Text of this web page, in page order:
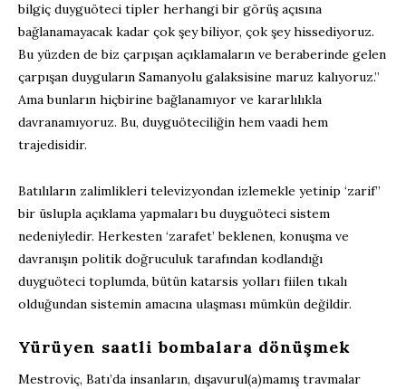
bilgiç duyguöteci tipler herhangi bir görüş açısına
bağlanamayacak kadar çok şey biliyor, çok şey hissediyoruz.
Bu yüzden de biz çarpışan açıklamaların ve beraberinde gelen
çarpışan duyguların Samanyolu galaksisine maruz kalıyoruz.”
Ama bunların hiçbirine bağlanamıyor ve kararlılıkla
davranamıyoruz. Bu, duyguöteciliğin hem vaadi hem
trajedisidir.
Batılıların zalimlikleri televizyondan izlemekle yetinip ‘zarif”
bir üslupla açıklama yapmaları bu duyguöteci sistem
nedeniyledir. Herkesten ‘zarafet’ beklenen, konuşma ve
davranışın politik doğruculuk tarafından kodlandığı
duyguöteci toplumda, bütün katarsis yolları fiilen tıkalı
olduğundan sistemin amacına ulaşması mümkün değildir.
Yürüyen saatli bombalara dönüşmek
Mestroviç, Batı’da insanların, dışavurul(a)mamış travmalar